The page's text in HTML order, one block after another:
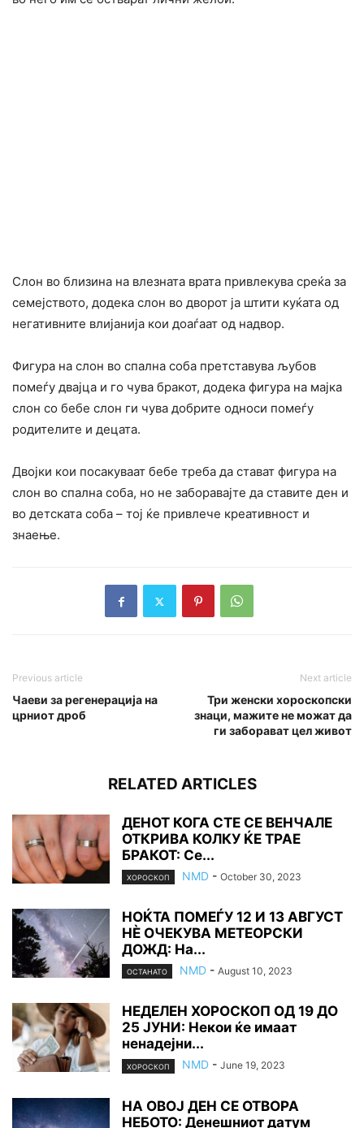
Слон во близина на влезната врата привлекува среќа за
семејството, додека слон во дворот ја штити куќата од
негативните влијанија кои доаѓаат од надвор.
Фигура на слон во спална соба претставува љубов
помеѓу двајца и го чува бракот, додека фигура на мајка
слон со бебе слон ги чува добрите односи помеѓу
родителите и децата.
Двојки кои посакуваат бебе треба да стават фигура на
слон во спална соба, но не заборавајте да ставите ден и
во детската соба – тој ќе привлече креативност и
знаење.
Previous article
Чаеви за регенерација на
црниот дроб
Next article
Три женски хороскопски
знаци, мажите не можат да
ги заборават цел живот
RELATED ARTICLES
ДЕНОТ КОГА СТЕ СЕ ВЕНЧАЛЕ
ОТКРИВА КОЛКУ ЌЕ ТРАЕ
БРАКОТ: Се...
ХОРОСКОП NMD - October 30, 2023
НОЌТА ПОМЕЃУ 12 И 13 АВГУСТ
НÈ ОЧЕКУВА МЕТЕОРСКИ
ДОЖД: На...
ОСТАНАТО NMD - August 10, 2023
НЕДЕЛЕН ХОРОСКОП ОД 19 ДО
25 ЈУНИ: Некои ќе имаат
ненадејни...
ХОРОСКОП NMD - June 19, 2023
НА ОВОЈ ДЕН СЕ ОТВОРА
НЕБОТО: Денешниот датум